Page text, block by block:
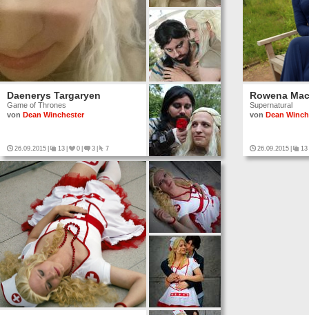
Daenerys Targaryen
Game of Thrones
von Dean Winchester
26.09.2015 13 0 3 7
Rowena
Supernatural
von Dean
26.09.2015 13